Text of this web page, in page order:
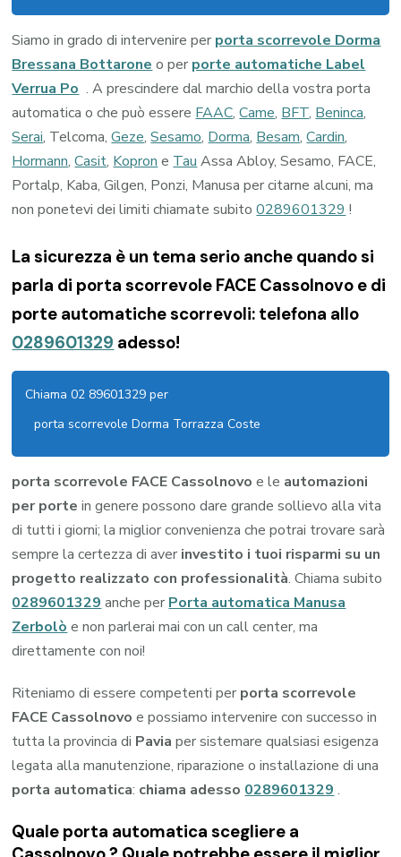
Siamo in grado di intervenire per porta scorrevole Dorma
Bressana Bottarone o per porte automatiche Label
Verrua Po . A prescindere dal marchio della vostra porta
automatica o che può essere FAAC,Came, BFT, Beninca,
Serai, Telcoma,Geze,Sesamo, Dorma, Besam,Cardin,
Hormann,Casit, Kopron e Tau Assa Abloy, Sesamo, FACE,
Portalp, Kaba, Gilgen, Ponzi, Manusa per citarne alcuni, ma
non ponetevi dei limiti chiamate subito0289601329 !
La sicurezza è un tema serio anche quando si
parla di porta scorrevole FACE Cassolnovo e di
porte automatiche scorrevoli: telefona allo
0289601329 adesso!
Chiama 02 89601329 per
porta scorrevole Dorma Torrazza Coste
porta scorrevole FACE Cassolnovoe le automazioni
per portein genere possono dare grande sollievo alla vita
di tutti i giorni; la miglior convenienza che potrai trovare sarà
sempre la certezza di aver investito i tuoi risparmi su un
progetto realizzato con professionalità. Chiama subito
0289601329 anche per Porta automatica Manusa
Zerbolò e non parlerai mai con un call center, ma
direttamente con noi!
Riteniamo di essere competenti per porta scorrevole
FACE Cassolnovo e possiamo intervenire con successo in
tutta la provincia di Paviaper sistemare qualsiasi esigenza
legata alla manutenzione, riparazione o installazione di una
porta automatica: chiama adesso 0289601329 .
Quale porta automatica scegliere a